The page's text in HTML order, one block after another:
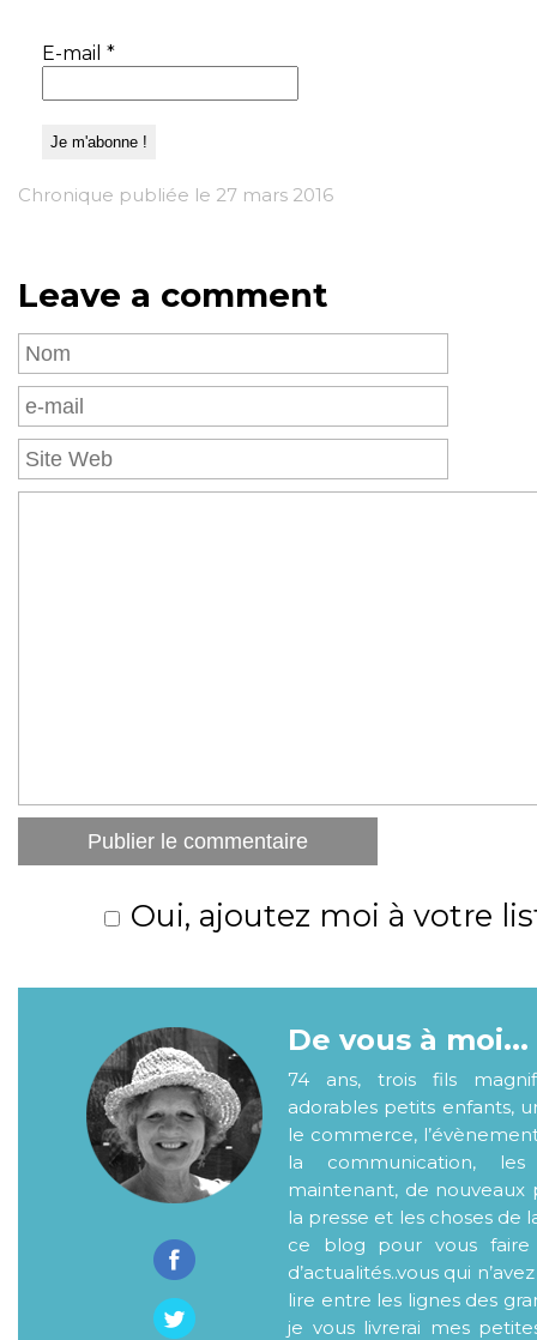
E-mail *
Chronique publiée le 27 mars 2016
Leave a comment
Oui, ajoutez moi à votre
De vous à moi...
74 ans, trois fils
adorables petits enfants,
le commerce,
la communication,
maintenant, de nouveaux
la presse et les choses de
ce blog pour vous faire
d’actualités..vous qui
lire entre les lignes des
je vous livrerai mes